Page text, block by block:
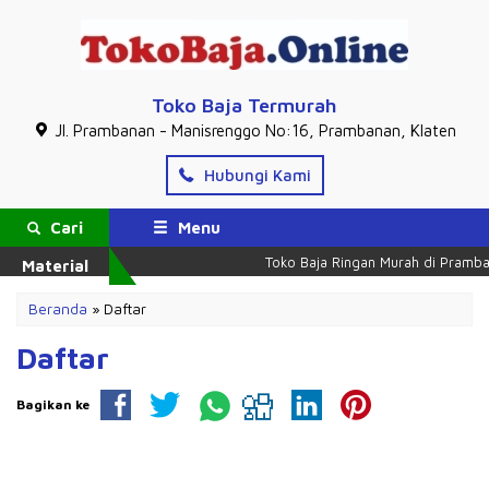
Toko Baja Termurah
Jl. Prambanan - Manisrenggo No:16, Prambanan, Klaten
Hubungi Kami
Cari
Material
Menu
Toko Baja Ringan Murah di
Beranda » Daftar
Daftar
Bagikan ke